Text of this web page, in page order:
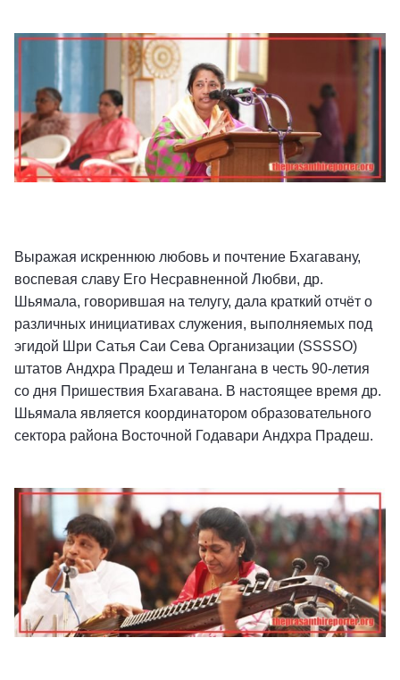
Выражая искреннюю любовь и почтение Бхагавану,
воспевая славу Его Несравненной Любви, др.
Шьямала, говорившая на телугу, дала краткий отчёт о
различных инициативах служения, выполняемых под
эгидой Шри Сатья Саи Сева Организации (SSSSO)
штатов Андхра Прадеш и Телангана в честь 90-летия
со дня Пришествия Бхагавана. В настоящее время др.
Шьямала является координатором образовательного
сектора района Восточной Годавари Андхра Прадеш.